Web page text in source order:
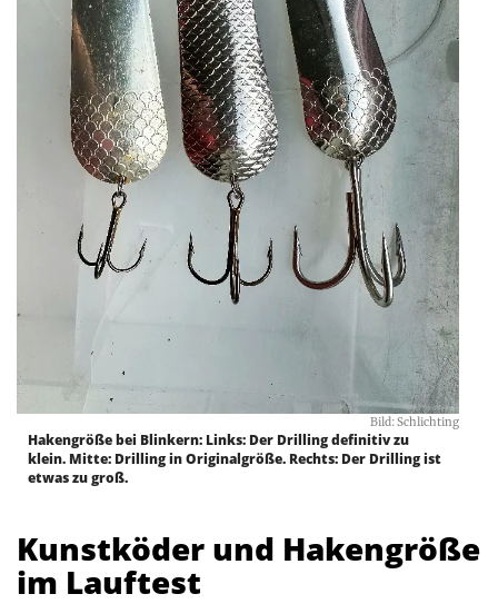
Bild: Schlichting
Hakengröße bei Blinkern: Links: Der Drilling definitiv zu
klein. Mitte: Drilling in Originalgröße. Rechts: Der Drilling ist
etwas zu groß.
Kunstköder und Hakengröße
im Lauftest